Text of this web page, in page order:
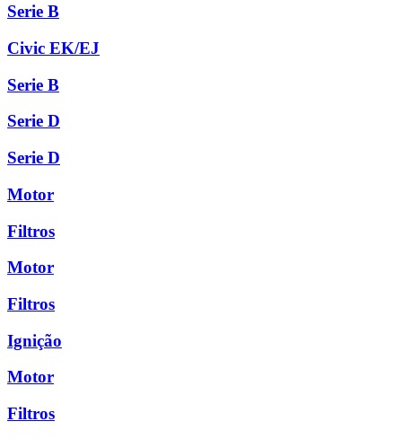
Serie B
Civic EK/EJ
Serie B
Serie D
Serie D
Motor
Filtros
Motor
Filtros
Ignição
Motor
Filtros